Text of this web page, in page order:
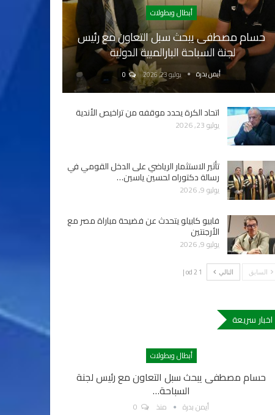
أبطال وبطولات
حسام مصطفى يبحث سبل التعاون مع رئيس
لجنة السباحة البارالمبية الدولية
أيمن بدرة يوليو 23, 2026
اتحاد الكرة يحدد موقفه من تراخيص الأندية
يوليو 23, 2026
تأثير الاستثمار الرياضي على الدخل القومي في
رسالة دكتوراه لحسين ياسين…
يوليو 9, 2026
فابيو كابيلو يتحدث عن فضيحة مباراة مصر مع
الأرجنتين
يوليو 9, 2026
السابق التالي 1 od 2 |
اخبار سريعة
أبطال وبطولات
حسام مصطفى يبحث سبل التعاون مع رئيس لجنة
السباحة…
أيمن بدرة منذ